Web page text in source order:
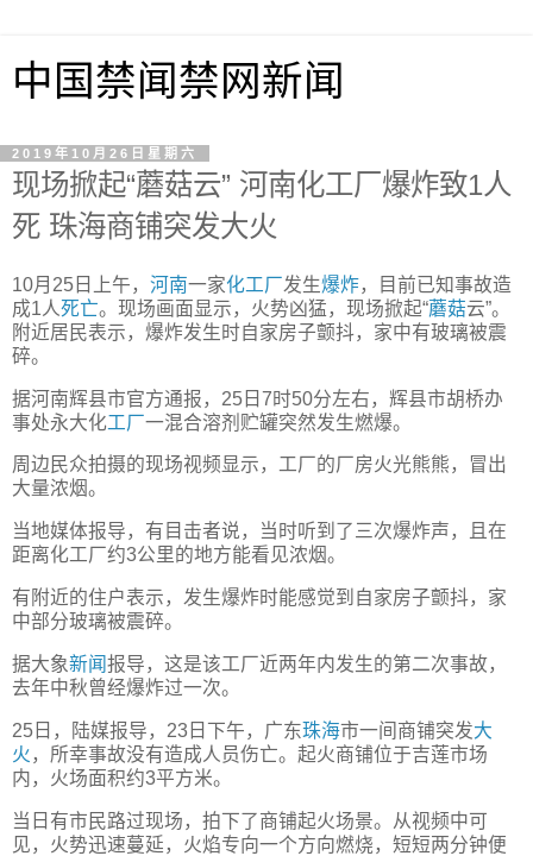
中国禁闻禁网新闻
2019年10月26日星期六
现场掀起“蘑菇云” 河南化工厂爆炸致1人
死 珠海商铺突发大火
10月25日上午， 河南一家化工厂发生爆炸，目前已知事故造
成1人死亡。现场画面显示，火势凶猛，现场掀起“蘑菇云”。
附近居民表示，爆炸发生时自家房子颤抖，家中有玻璃被震
碎。
据河南辉县市官方通报，25日7时50分左右，辉县市胡桥办
事处永大化工厂一混合溶剂贮罐突然发生燃爆。
周边民众拍摄的现场视频显示，工厂的厂房火光熊熊，冒出
大量浓烟。
当地媒体报导，有目击者说，当时听到了三次爆炸声，且在
距离化工厂约3公里的地方能看见浓烟。
有附近的住户表示，发生爆炸时能感觉到自家房子颤抖，家
中部分玻璃被震碎。
据大象新闻报导，这是该工厂近两年内发生的第二次事故，
去年中秋曾经爆炸过一次。
25日，陆媒报导，23日下午，广东珠海市一间商铺突发大
火，所幸事故没有造成人员伤亡。起火商铺位于吉莲市场
内，火场面积约3平方米。
当日有市民路过现场，拍下了商铺起火场景。从视频中可
见，火势迅速蔓延，火焰专向一个方向燃烧，短短两分钟便